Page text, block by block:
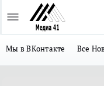
Мы в ВКонтакте Все